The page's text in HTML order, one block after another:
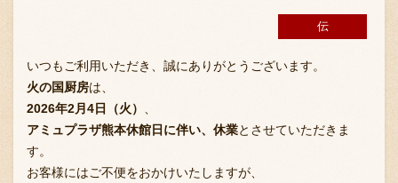
伝
いつもご利用いただき、誠にありがとうございます。
火の国厨房は、
2026年2月4日（火）
アミュプラザ熊本休館日に伴い、休業とさせていただきま
す。
お客様にはご不便をおかけいたしますが、